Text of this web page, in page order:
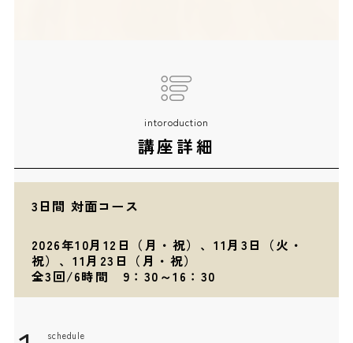
intoroduction
講座詳細
3日間 対面コース
2026年10月12日（月・祝）、11月3日（火・
祝）、11月23日（月・祝）
全3回/6時間 9：30～16：30
schedule